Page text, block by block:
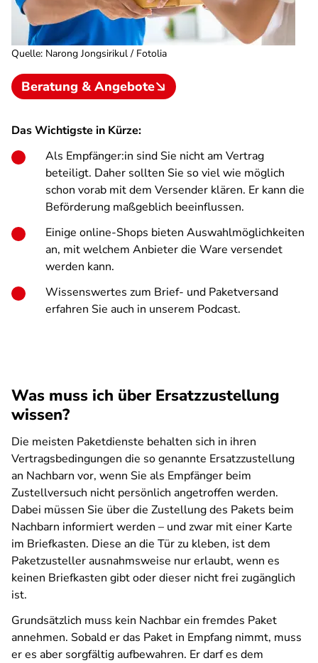
Quelle: Narong Jongsirikul / Fotolia
Beratung & Angebote
Das Wichtigste in Kürze:
Als Empfänger:in sind Sie nicht am Vertrag
beteiligt. Daher sollten Sie so viel wie möglich
schon vorab mit dem Versender klären. Er kann die
Beförderung maßgeblich beeinflussen.
Einige online-Shops bieten Auswahlmöglichkeiten
an, mit welchem Anbieter die Ware versendet
werden kann.
Wissenswertes zum Brief- und Paketversand
erfahren Sie auch in unserem Podcast.
Was muss ich über Ersatzzustellung
wissen?
Die meisten Paketdienste behalten sich in ihren
Vertragsbedingungen die so genannte Ersatzzustellung
an Nachbarn vor, wenn Sie als Empfänger beim
Zustellversuch nicht persönlich angetroffen werden.
Dabei müssen Sie über die Zustellung des Pakets beim
Nachbarn informiert werden – und zwar mit einer Karte
im Briefkasten. Diese an die Tür zu kleben, ist dem
Paketzusteller ausnahmsweise nur erlaubt, wenn es
keinen Briefkasten gibt oder dieser nicht frei zugänglich
ist.
Grundsätzlich muss kein Nachbar ein fremdes Paket
annehmen. Sobald er das Paket in Empfang nimmt, muss
er es aber sorgfältig aufbewahren. Er darf es dem